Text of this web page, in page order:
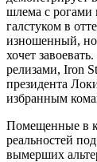
шлема с рогами
галстуком в
изношенный, но
хочет
релизами, Iron
президента
избранным
Помещенные в
реальностей
вымерших